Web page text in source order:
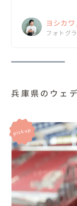
いない私たちでし
した
また、念願だった神
ヨシカワ
フォトグ
兵庫県のウェ